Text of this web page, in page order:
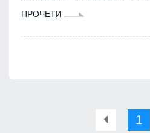
ПРОЧЕТИ
1